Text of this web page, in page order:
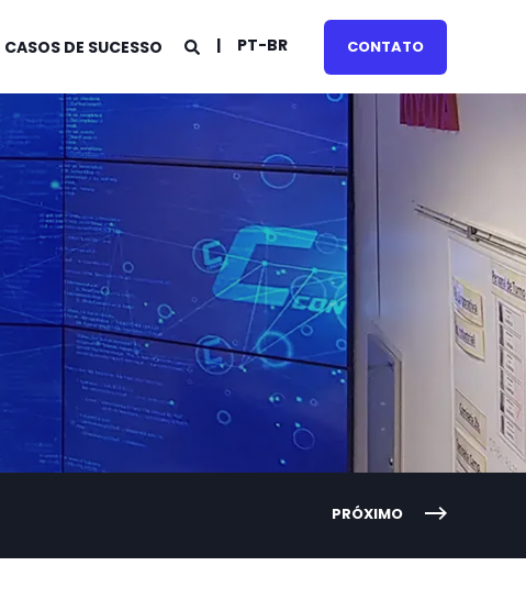
CASOS DE SUCESSO PT-BR CONTATO
PRÓXIMO